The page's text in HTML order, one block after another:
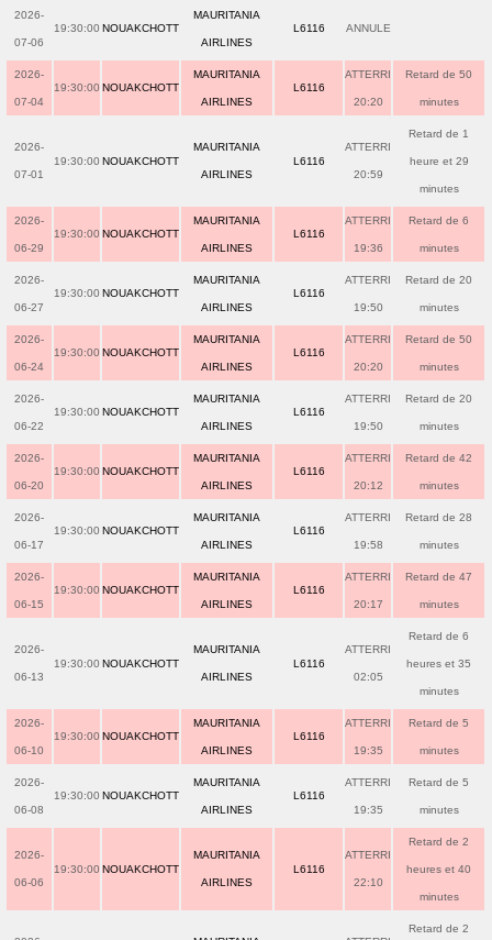
2026-
07-06
19:30:00 NOUAKCHOTT
MAURITANIA
AIRLINES
L6116 ANNULE
2026-
07-04
19:30:00 NOUAKCHOTT
MAURITANIA
AIRLINES
L6116
ATTERRI
20:20
Retard de 50
minutes
2026-
07-01
19:30:00 NOUAKCHOTT
MAURITANIA
AIRLINES
L6116
ATTERRI
20:59
Retard de 1
heure et 29
minutes
2026-
06-29
19:30:00 NOUAKCHOTT
MAURITANIA
AIRLINES
L6116
ATTERRI
19:36
Retard de 6
minutes
2026-
06-27
19:30:00 NOUAKCHOTT
MAURITANIA
AIRLINES
L6116
ATTERRI
19:50
Retard de 20
minutes
2026-
06-24
19:30:00 NOUAKCHOTT
MAURITANIA
AIRLINES
L6116
ATTERRI
20:20
Retard de 50
minutes
2026-
06-22
19:30:00 NOUAKCHOTT
MAURITANIA
AIRLINES
L6116
ATTERRI
19:50
Retard de 20
minutes
2026-
06-20
19:30:00 NOUAKCHOTT
MAURITANIA
AIRLINES
L6116
ATTERRI
20:12
Retard de 42
minutes
2026-
06-17
19:30:00 NOUAKCHOTT
MAURITANIA
AIRLINES
L6116
ATTERRI
19:58
Retard de 28
minutes
2026-
06-15
19:30:00 NOUAKCHOTT
MAURITANIA
AIRLINES
L6116
ATTERRI
20:17
Retard de 47
minutes
2026-
06-13
19:30:00 NOUAKCHOTT
MAURITANIA
AIRLINES
L6116
ATTERRI
02:05
Retard de 6
heures et 35
minutes
2026-
06-10
19:30:00 NOUAKCHOTT
MAURITANIA
AIRLINES
L6116
ATTERRI
19:35
Retard de 5
minutes
2026-
06-08
19:30:00 NOUAKCHOTT
MAURITANIA
AIRLINES
L6116
ATTERRI
19:35
Retard de 5
minutes
2026-
06-06
19:30:00 NOUAKCHOTT
MAURITANIA
AIRLINES
L6116
ATTERRI
22:10
Retard de 2
heures et 40
minutes
Retard de 2